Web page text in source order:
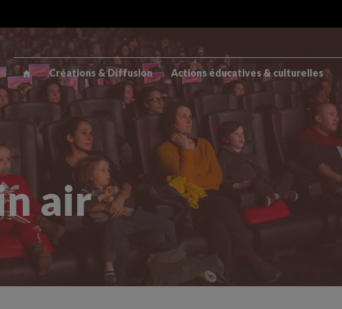
Créations & Diffusion Actions éducatives & culturelles
air